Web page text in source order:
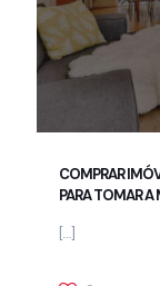
COMPRAR
PARA TOMAR A
[…]